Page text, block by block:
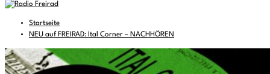
Startseite
NEU auf FREIRAD: Ital Corner – NACHHÖREN